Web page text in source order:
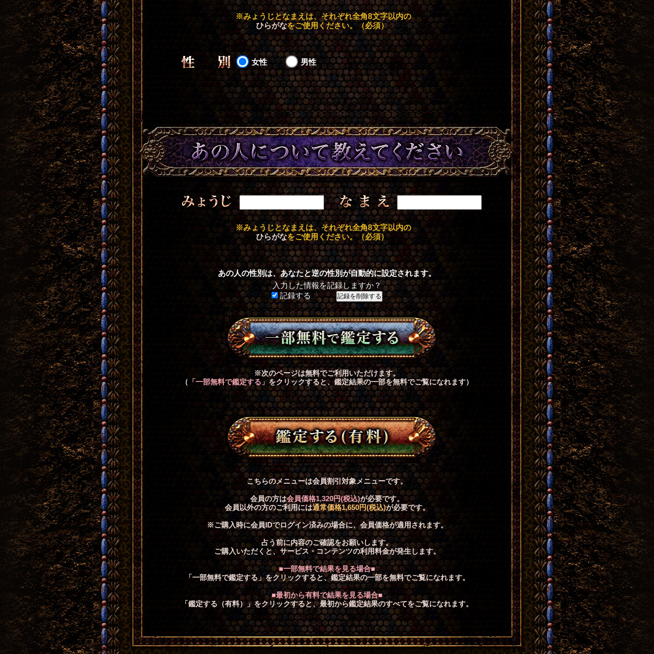
※みょうじとなまえは、それぞれ全角8文字以内の
ひらがなをご使用ください。（必須）
性別 女性 男性
あの人について教えてください
みょうじ なまえ
※みょうじとなまえは、それぞれ全角8文字以内の
ひらがなをご使用ください。（必須）
あの人の性別は、あなたと逆の性別が自動的に設定されます。
入力した情報を記録しますか？
記録する
※次のページは無料でご利用いただけます。
（ 「一部無料で鑑定する」をクリックすると、鑑定結果の一部を無料でご覧になれます）
こちらのメニューは会員割引対象メニューです。
会員の方は会員価格1,320円(税込)が必要です。
会員以外の方のご利用には通常価格1,650円(税込)が必要です。
※ご購入時に会員IDでログイン済みの場合に、会員価格が適用されます。
占う前に内容のご確認をお願いします。
ご購入いただくと、サービス・コンテンツの利用料金が発生します。
■一部無料で結果を見る場合■
「一部無料で鑑定する」をクリックすると、鑑定結果の一部を無料でご覧になれます。
■最初から有料で結果を見る場合■
「鑑定する（有料）」をクリックすると、最初から鑑定結果のすべてをご覧になれます。